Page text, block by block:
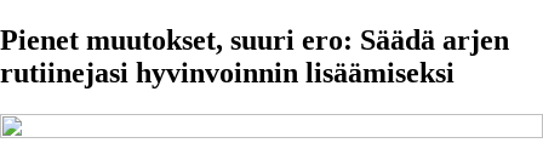
Pienet muutokset, suuri ero: Säädä arjen
rutiinejasi hyvinvoinnin lisäämiseksi